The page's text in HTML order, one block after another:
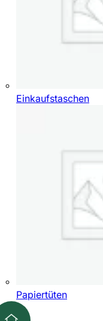
Einkaufstaschen
Papiertüten